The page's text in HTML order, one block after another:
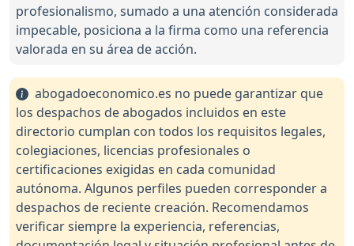
profesionalismo, sumado a una atención considerada
impecable, posiciona a la firma como una referencia
valorada en su área de acción.
abogadoeconomico.es no puede garantizar que
los despachos de abogados incluidos en este
directorio cumplan con todos los requisitos legales,
colegiaciones, licencias profesionales o
certificaciones exigidas en cada comunidad
autónoma. Algunos perfiles pueden corresponder a
despachos de reciente creación. Recomendamos
verificar siempre la experiencia, referencias,